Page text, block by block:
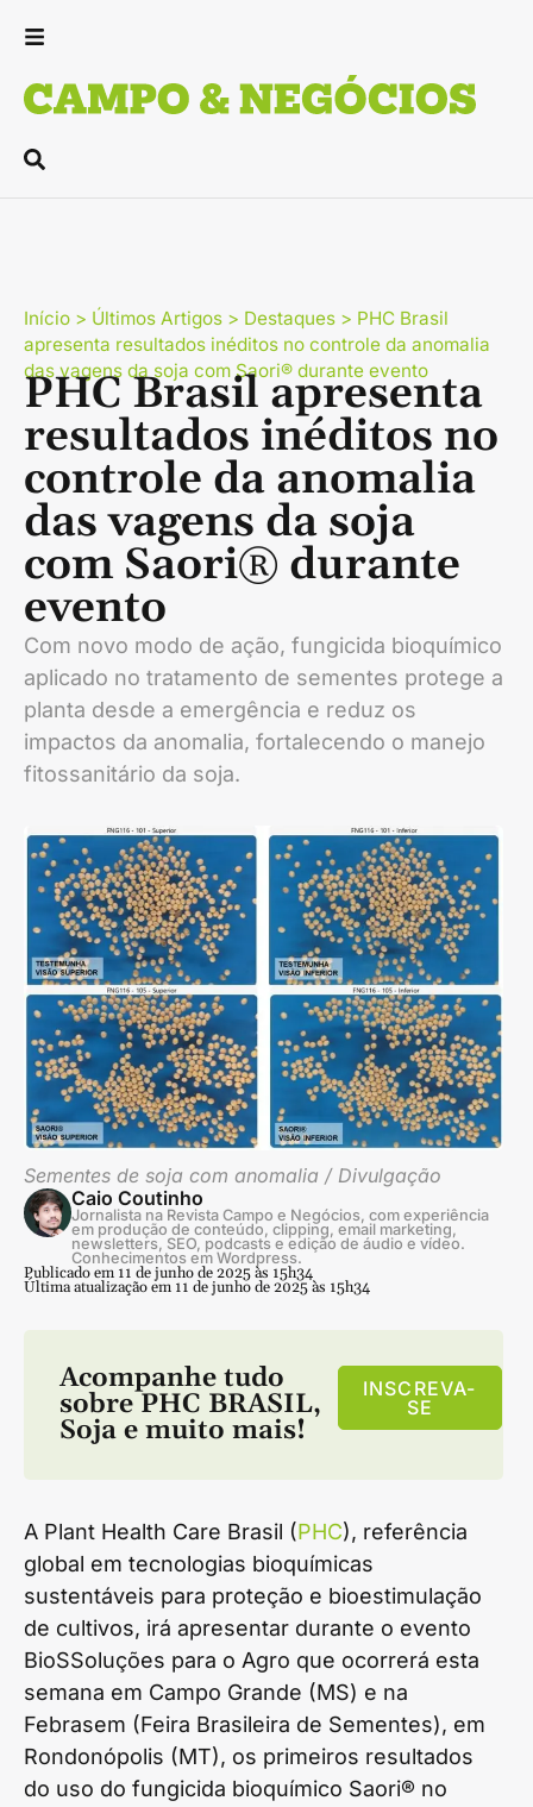
Início > Últimos Artigos > Destaques > PHC Brasil
apresenta resultados inéditos no controle da anomalia
das vagens da soja com Saori® durante evento
PHC Brasil apresenta
resultados inéditos no
controle da anomalia
das vagens da soja
com Saori® durante
evento
Com novo modo de ação, fungicida bioquímico
aplicado no tratamento de sementes protege a
planta desde a emergência e reduz os
impactos da anomalia, fortalecendo o manejo
fitossanitário da soja.
Sementes de soja com anomalia / Divulgação
Caio Coutinho
Jornalista na Revista Campo e Negócios, com experiência
em produção de conteúdo, clipping, email marketing,
newsletters, SEO, podcasts e edição de áudio e vídeo.
Conhecimentos em Wordpress.
Publicado em 11 de junho de 2025 às 15h34
Última atualização em 11 de junho de 2025 às 15h34
Acompanhe tudo
sobre PHC BRASIL,
Soja e muito mais!
INSCREVA-
SE
A Plant Health Care Brasil (PHC), referência
global em tecnologias bioquímicas
sustentáveis para proteção e bioestimulação
de cultivos, irá apresentar durante o evento
BioSSoluções para o Agro que ocorrerá esta
semana em Campo Grande (MS) e na
Febrasem (Feira Brasileira de Sementes), em
Rondonópolis (MT), os primeiros resultados
do uso do fungicida bioquímico Saori® no